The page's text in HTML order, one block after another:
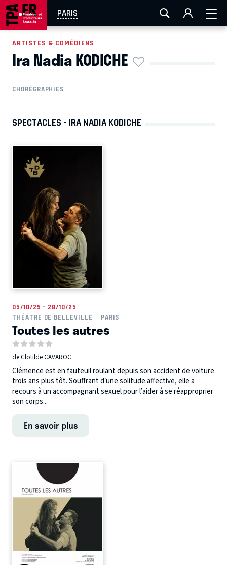
PARIS
AIX-MARSEILLE LA ROCHELLE
EN TOURNÉE
ARTISTES & COMÉDIENS
Ira Nadia KODICHE
CHORÉGRAPHIES
SPECTACLES - IRA NADIA KODICHE
05/10/25 - 28/10/25
THÉÂTRE DE BELLEVILLE
PARIS
Toutes les autres
de Clotilde CAVAROC
Clémence est en fauteuil roulant depuis son accident de voiture
trois ans plus tôt. Souffrant d’une solitude affective, elle a
recours à un accompagnant sexuel pour l’aider à se réapproprier
son corps...
En savoir plus